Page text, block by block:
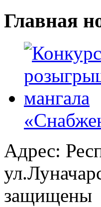
Главная
Адрес:
защищены